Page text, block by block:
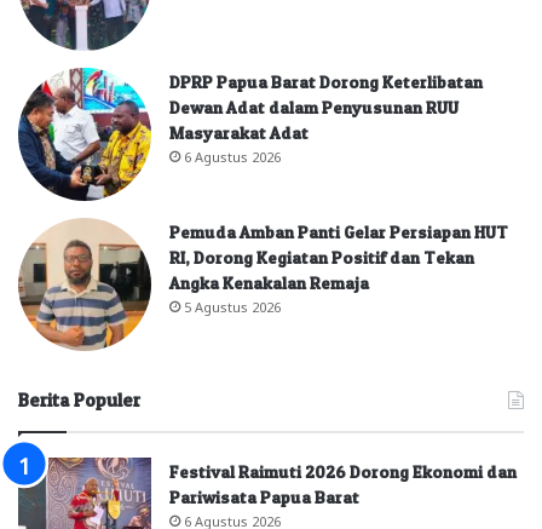
DPRP Papua Barat Dorong Keterlibatan
Dewan Adat dalam Penyusunan RUU
Masyarakat Adat
6 Agustus 2026
Pemuda Amban Panti Gelar Persiapan HUT
RI, Dorong Kegiatan Positif dan Tekan
Angka Kenakalan Remaja
5 Agustus 2026
Berita Populer
Festival Raimuti 2026 Dorong Ekonomi dan
Pariwisata Papua Barat
6 Agustus 2026